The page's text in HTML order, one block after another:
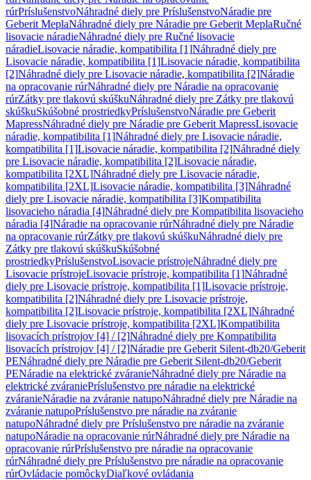
rúrPríslušenstvoNáhradné diely pre PríslušenstvoNáradie pre
Geberit MeplaNáhradné diely pre Náradie pre Geberit MeplaRučné
lisovacie náradieNáhradné diely pre Ručné lisovacie
náradieLisovacie náradie, kompatibilita [1]Náhradné diely pre
Lisovacie náradie, kompatibilita [1]Lisovacie náradie, kompatibilita
[2]Náhradné diely pre Lisovacie náradie, kompatibilita [2]Náradie
na opracovanie rúrNáhradné diely pre Náradie na opracovanie
rúrZátky pre tlakovú skúškuNáhradné diely pre Zátky pre tlakovú
skúškuSkúšobné prostriedkyPríslušenstvoNáradie pre Geberit
MapressNáhradné diely pre Náradie pre Geberit MapressLisovacie
náradie, kompatibilita [1]Náhradné diely pre Lisovacie náradie,
kompatibilita [1]Lisovacie náradie, kompatibilita [2]Náhradné diely
pre Lisovacie náradie, kompatibilita [2]Lisovacie náradie,
kompatibilita [2XL]Náhradné diely pre Lisovacie náradie,
kompatibilita [2XL]Lisovacie náradie, kompatibilita [3]Náhradné
diely pre Lisovacie náradie, kompatibilita [3]Kompatibilita
lisovacieho náradia [4]Náhradné diely pre Kompatibilita lisovacieho
náradia [4]Náradie na opracovanie rúrNáhradné diely pre Náradie
na opracovanie rúrZátky pre tlakovú skúškuNáhradné diely pre
Zátky pre tlakovú skúškuSkúšobné
prostriedkyPríslušenstvoLisovacie prístrojeNáhradné diely pre
Lisovacie prístrojeLisovacie prístroje, kompatibilita [1]Náhradné
diely pre Lisovacie prístroje, kompatibilita [1]Lisovacie prístroje,
kompatibilita [2]Náhradné diely pre Lisovacie prístroje,
kompatibilita [2]Lisovacie prístroje, kompatibilita [2XL]Náhradné
diely pre Lisovacie prístroje, kompatibilita [2XL]Kompatibilita
lisovacích prístrojov [4] / [2]Náhradné diely pre Kompatibilita
lisovacích prístrojov [4] / [2]Náradie pre Geberit Silent-db20/Geberit
PENáhradné diely pre Náradie pre Geberit Silent-db20/Geberit
PENáradie na elektrické zváranieNáhradné diely pre Náradie na
elektrické zváraniePríslušenstvo pre náradie na elektrické
zváranieNáradie na zváranie natupoNáhradné diely pre Náradie na
zváranie natupoPríslušenstvo pre náradie na zváranie
natupoNáhradné diely pre Príslušenstvo pre náradie na zváranie
natupoNáradie na opracovanie rúrNáhradné diely pre Náradie na
opracovanie rúrPríslušenstvo pre náradie na opracovanie
rúrNáhradné diely pre Príslušenstvo pre náradie na opracovanie
rúrOvládacie pomôckyDiaľkové ovládania